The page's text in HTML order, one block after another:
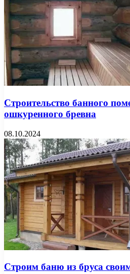
Строительство банного
ошкуренного бревна
08.10.2024
Строим баню из бруса